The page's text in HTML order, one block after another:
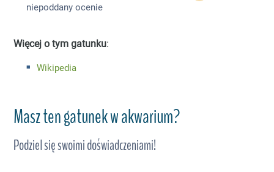
niepoddany ocenie
Więcej o tym gatunku:
Wikipedia
Masz ten gatunek w akwarium?
Podziel się swoimi doświadczeniami!